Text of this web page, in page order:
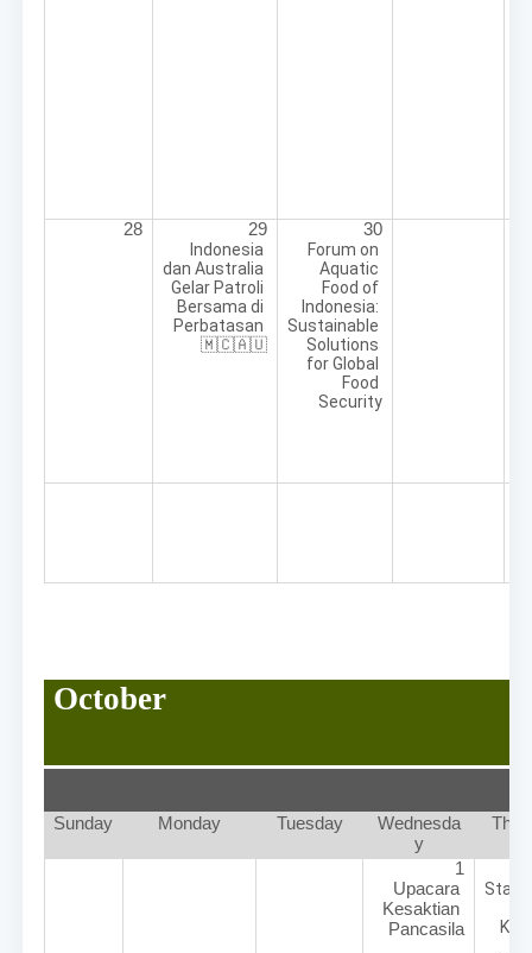
28
29
Indonesia
dan Australia
Gelar Patroli
Bersama di
Perbatasan
🇲🇨🇦🇺
30
Forum on
Aquatic
Food of
Indonesia:
Sustainable
Solutions
for Global
Food
Security
October
Sunday Monday Tuesday
Wednesda
y
1
Upacara
Kesaktian
Pancasila
Start